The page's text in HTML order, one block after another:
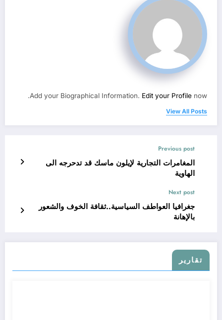
Add your Biographical Information. Edit your Profile now.
View All Posts
Previous post
المغامرات التجارية لإيلون ماسك قد تدحرجه الى
الهاوية
Next post
جغرافيا العواطف السياسية..ثقافة الخوف والشعور
بالإهانة
تقارير